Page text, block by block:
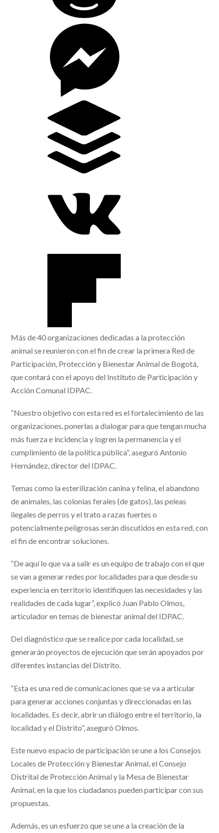
Más de 40 organizaciones dedicadas a la protección
animal se reunieron con el fin de crear la primera Red de
Participación, Protección y Bienestar Animal de Bogotá,
que contará con el apoyo del Instituto de Participación y
Acción Comunal IDPAC.
“Nuestro objetivo con esta red es el fortalecimiento de las
organizaciones, ponerlas a dialogar para que tengan mucha
más fuerza e incidencia y logren la permanencia y el
cumplimiento de la política pública”, aseguró Antonio
Hernández, director del IDPAC.
Temas como la esterilización canina y felina, el abandono
de animales, las colonias ferales (de gatos), las peleas
ilegales de perros y el trato a razas fuertes o
potencialmente peligrosas serán discutidos en esta red, con
el fin de encontrar soluciones.
“De aquí lo que va a salir es un equipo de trabajo con el que
se van a generar redes por localidades para que desde su
experiencia en territorio identifiquen las necesidades y las
realidades de cada lugar”, explicó Juan Pablo Olmos,
articulador en temas de bienestar animal del IDPAC.
Del diagnóstico que se realice por cada localidad, se
generarán proyectos de ejecución que serán apoyados por
diferentes instancias del Distrito.
“Esta es una red de comunicaciones que se va a articular
para generar acciones conjuntas y direccionadas en las
localidades. Es decir, abrir un diálogo entre el territorio, la
localidad y el Distrito”, aseguró Olmos.
Este nuevo espacio de participación se une a los Consejos
Locales de Protección y Bienestar Animal, el Consejo
Distrital de Protección Animal y la Mesa de Bienestar
Animal, en la que los ciudadanos pueden participar con sus
propuestas.
Además, es un esfuerzo que se une a la creación de la